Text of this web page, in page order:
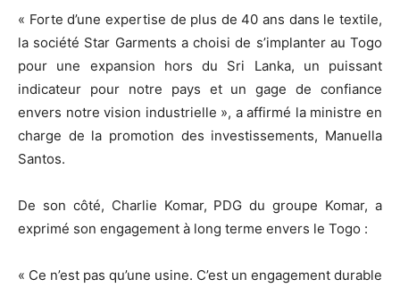
« Forte d’une expertise de plus de 40 ans dans le textile,
la société Star Garments a choisi de s’implanter au Togo
pour une expansion hors du Sri Lanka, un puissant
indicateur pour notre pays et un gage de confiance
envers notre vision industrielle », a affirmé la ministre en
charge de la promotion des investissements, Manuella
Santos.
De son côté, Charlie Komar, PDG du groupe Komar, a
exprimé son engagement à long terme envers le Togo :
« Ce n’est pas qu’une usine. C’est un engagement durable